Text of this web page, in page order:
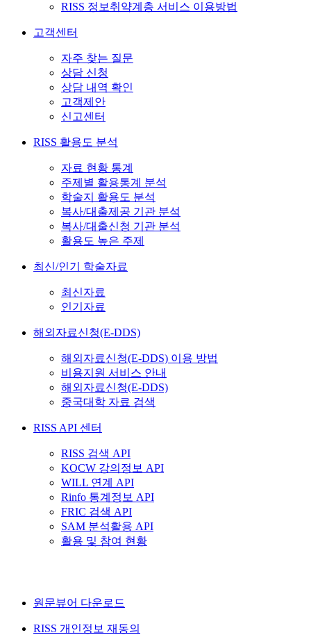
RISS 정보취약계층 서비스 이용방법
고객센터
자주 찾는 질문
상담 신청
상담 내역 확인
고객제안
신고센터
RISS 활용도 분석
자료 현황 통계
주제별 활용통계 분석
학술지 활용도 분석
복사/대출제공 기관 분석
복사/대출신청 기관 분석
활용도 높은 주제
최신/인기 학술자료
최신자료
인기자료
해외자료신청(E-DDS)
해외자료신청(E-DDS) 이용 방법
비용지원 서비스 안내
해외자료신청(E-DDS)
중국대학 자료 검색
RISS API 센터
RISS 검색 API
KOCW 강의정보 API
WILL 연계 API
Rinfo 통계정보 API
FRIC 검색 API
SAM 분석활용 API
활용 및 참여 현황
원문뷰어 다운로드
RISS 개인정보 재동의